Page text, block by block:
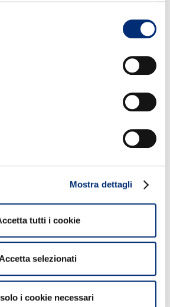
Mostra dettagli
tutti i cookie
Accetta selezionati
i cookie necessari
la distruzione,
autorizzata o
a titolo
necessaria
delle
della
i fornitori di servizi
sistemi del Titolare.
di tutti i
essere richiesta
ai
nel prosieguo.